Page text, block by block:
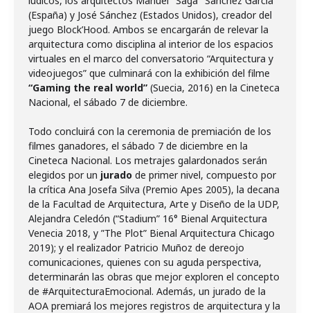
(España) y José Sánchez (Estados Unidos), creador del
juego Block’Hood. Ambos se encargarán de relevar la
arquitectura como disciplina al interior de los espacios
virtuales en el marco del conversatorio “Arquitectura y
videojuegos” que culminará con la exhibición del filme
“Gaming the real world” (Suecia, 2016) en la Cineteca
Nacional, el sábado 7 de diciembre.
Todo concluirá con la ceremonia de premiación de los
filmes ganadores, el sábado 7 de diciembre en la
Cineteca Nacional. Los metrajes galardonados serán
elegidos por un jurado de primer nivel, compuesto por
la crítica Ana Josefa Silva (Premio Apes 2005), la decana
de la Facultad de Arquitectura, Arte y Diseño de la UDP,
Alejandra Celedón (“Stadium” 16° Bienal Arquitectura
Venecia 2018, y ”The Plot” Bienal Arquitectura Chicago
2019); y el realizador Patricio Muñoz de dereojo
comunicaciones, quienes con su aguda perspectiva,
determinarán las obras que mejor exploren el concepto
de #ArquitecturaEmocional. Además, un jurado de la
AOA premiará los mejores registros de arquitectura y la